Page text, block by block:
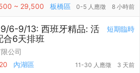
~ 29,500 板橋區 0-5 人應徵 8 小時前
短期臨時
6-9/13: 西班牙精品: 活
合6天排班
公司
內湖區 11-30 人應徵 3 天前